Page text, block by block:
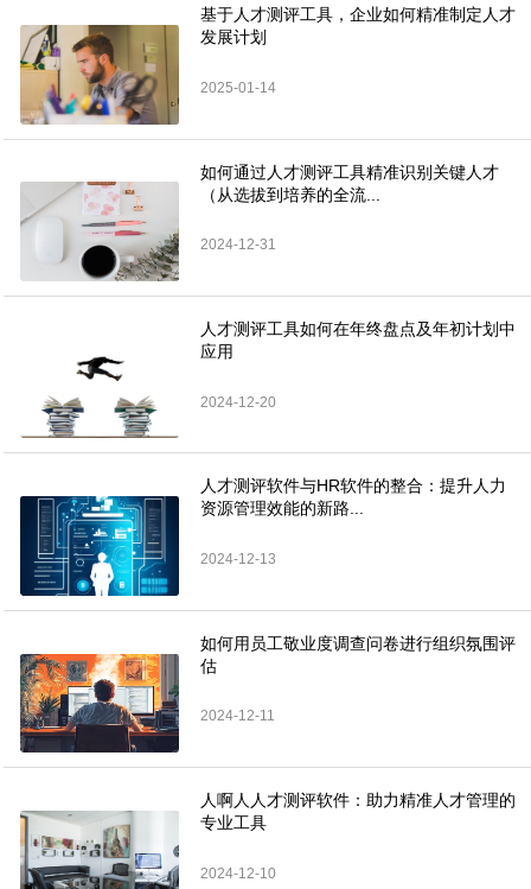
基于人才测评工具，企业如何精准制定人才
发展计划
2025-01-14
如何通过人才测评工具精准识别关键人才
（从选拔到培养的全流...
2024-12-31
人才测评工具如何在年终盘点及年初计划中
应用
2024-12-20
人才测评软件与HR软件的整合：提升人力
资源管理效能的新路...
2024-12-13
如何用员工敬业度调查问卷进行组织氛围评
估
2024-12-11
人啊人人才测评软件：助力精准人才管理的
专业工具
2024-12-10